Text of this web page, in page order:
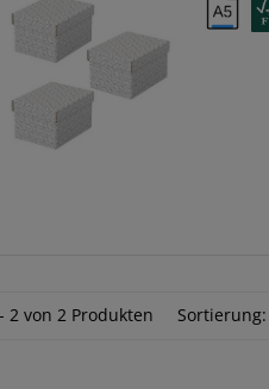
2 von 2 Produkten Sortierung: